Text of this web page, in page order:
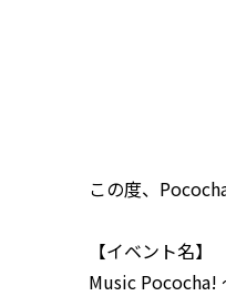
この度、
【イベント名】
Music Pococha!